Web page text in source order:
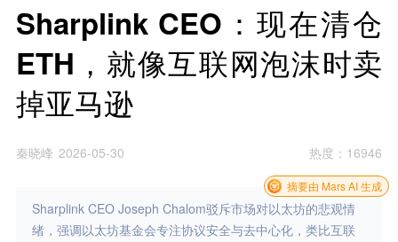
Sharplink CEO：现在清仓
ETH，就像互联网泡沫时卖
掉亚马逊
秦晓峰 2026-05-30 热度 ： 16946
Sharplink CEO Joseph Chalom驳斥市场对以太坊的悲观情
绪，强调以太坊基金会专注协议安全与去中心化，类比互联
摘要由 Mars AI 生成